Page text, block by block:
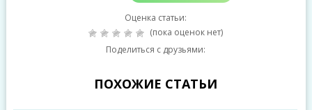
Оценка статьи:
(пока оценок нет)
Поделиться с друзьями:
ПОХОЖИЕ СТАТЬИ